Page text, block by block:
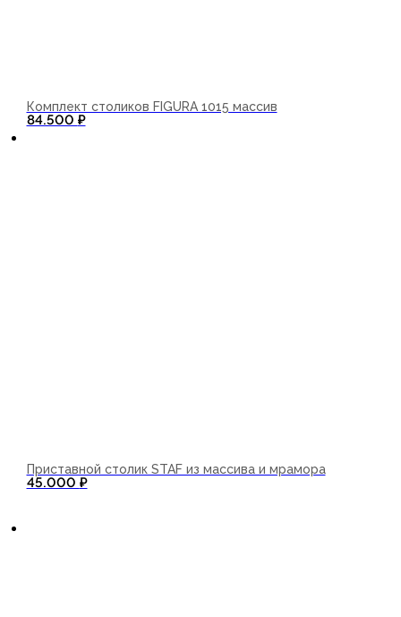
Комплект столиков FIGURA 1015 массив
84.500 ₽
Приставной столик STAF из массива и мрамора
45.000 ₽